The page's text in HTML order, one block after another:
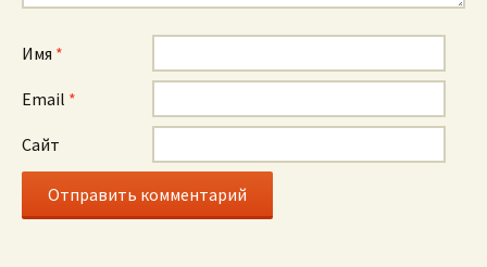
Имя *
Email *
Сайт